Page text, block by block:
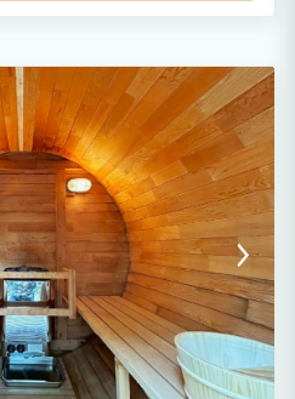
の設備・体験** ・森の中の屋外バレルサウナ
一緒に） ・BBQグリル・炭・着火剤付き（食
のオープンキッチン（冷蔵庫・調理器具・
イクな平屋のお部屋／暗証番号での無人チェ
」まで車で5分。地元の美味しい食材も豊富
・森林火災の状況を踏まえ、当面のあいだ焚
、ゴールデンウィーク・お盆期間のみ、期間
の拠点として** なすっぽは施設内の体験だけ
適です。車で約10〜20分圈内に、家族で楽
までが揃っています。 ・宝石探し トレジャ
心） ・那須サファリパーク — 車で約6分 ・
（雨でも安心） ・南ヶ丘牧場 — 車で約10分
湖ファミリー牧場 — 車で約10分（雨でも安
www.rindo.co.jp/news/209 ・那須渓流パ
とぴあ — 車で約10分（雨でも安心） ・那須
・那須ハイランドパーク — 車で約15分 ・那
の森の空中アスレチック NOZARU — 車で
大人のグループには、温泉やゴルフ場、チ
須高原は観光アクセスが非常に便利で、車で